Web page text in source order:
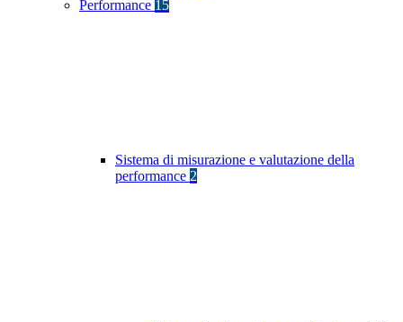
Performance 15
Sistema di misurazione e valutazione della
performance 2